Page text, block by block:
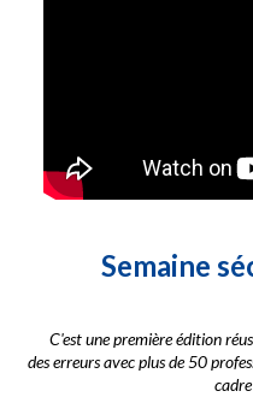
Semaine
C'est une première édition
des erreurs avec plus de 50